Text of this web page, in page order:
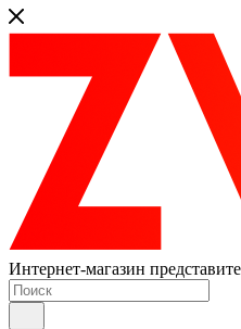
Интернет-магазин